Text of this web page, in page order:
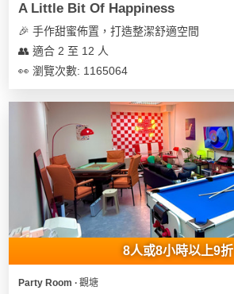
A Little Bit Of Happiness
🎉 手作甜蜜佈置，打造整潔舒適空間
👥 適合 2 至 12 人
👀 瀏覽次數: 1165064
8人或8小時以上9折
Party Room ∙ 觀塘